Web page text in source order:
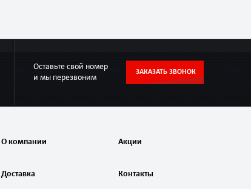
Оставьте свой номер
и мы перезвоним
ЗАКАЗАТЬ ЗВОНОК
О компании
Доставка
Акции
Контакты